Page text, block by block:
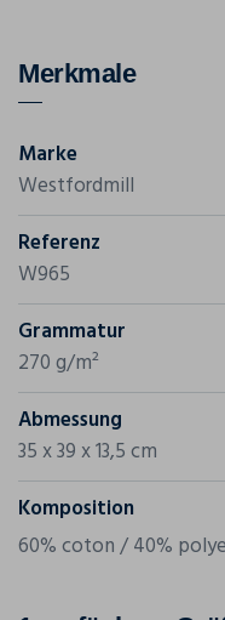
Merkmale
Marke
Westfordmill
Referenz
W965
Grammatur
270 g/m²
Abmessung
35 x 39 x 13,5 cm
Komposition
60% coton / 40%